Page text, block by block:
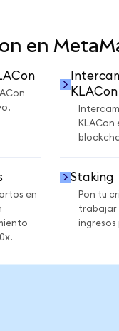
en
KLACon
KLACon
en
Staking
Pon tu
trabajar
ingresos